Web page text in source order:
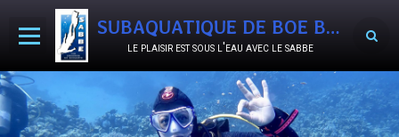
SUBAQUATIQUE DE BOE BON-ENCONTRE
le plaisir est sous l'eau avec le sabbe
Accueil
Agenda